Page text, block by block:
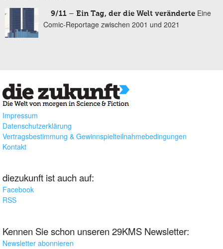
9/11 – Ein Tag, der die Welt veränderte Eine
Comic-Reportage zwischen 2001 und 2021
Impressum
Datenschutzerklärung
Vertragsbestimmung & Gewinnspielteilnahmebedingungen
Kontakt
diezukunft ist auch auf:
Facebook
RSS
Kennen Sie schon unseren 29KMS Newsletter:
Newsletter abonnieren